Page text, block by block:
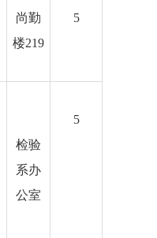
尚勤
楼219
5
检验
系办
公室
5